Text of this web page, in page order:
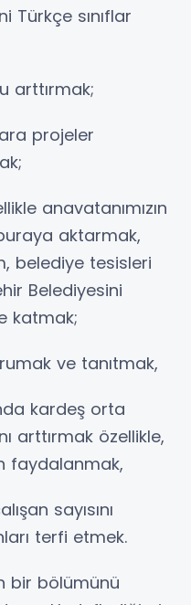
Türkçe sınıflar
arttırmak;
projeler
anavatanımızın
aktarmak,
belediye tesisleri
Belediyesini
katmak;
ve tanıtmak,
kardeş orta
arttırmak özellikle,
faydalanmak,
sayısını
terfi etmek.
bir bölümünü